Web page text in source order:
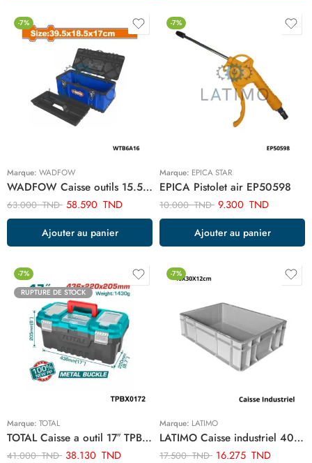
-7%
Marque: WADFOW
WADFOW Caisse outils 15.5″ WTB6A16
63.000TND 58.590 TND
Ajouter au panier
-7%
Marque: EPICA STAR
EPICA Pistolet air EP50598
10.000TND 9.300 TND
Ajouter au panier
-7%
RUPTURE DE STOCK
Marque: TOTAL
TOTAL Caisse a outil 17″ TPBX0172
41.000TND 38.130 TND
-7%
Marque: LATIMO
LATIMO Caisse industriel 40X30X12cm c2 ART03530
17.500TND 16.275 TND